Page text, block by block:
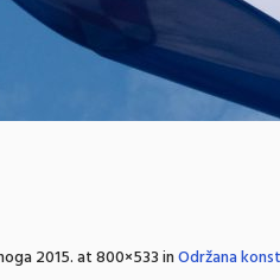
2015.at 800×533 inOdržana